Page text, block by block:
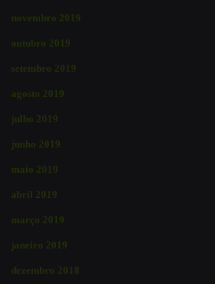
novembro 2019
outubro 2019
setembro 2019
agosto 2019
julho 2019
junho 2019
maio 2019
abril 2019
março 2019
janeiro 2019
dezembro 2018